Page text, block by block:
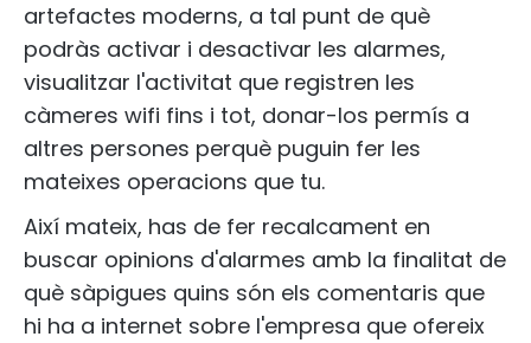
artefactes moderns, a tal punt de què
podràs activar i desactivar les alarmes,
visualitzar l'activitat que registren les
càmeres wifi fins i tot, donar-los permís a
altres persones perquè puguin fer les
mateixes operacions que tu.
Així mateix, has de fer recalcament en
buscar opinions d'alarmes amb la finalitat de
què sàpigues quins són els comentaris que
hi ha a internet sobre l'empresa que ofereix